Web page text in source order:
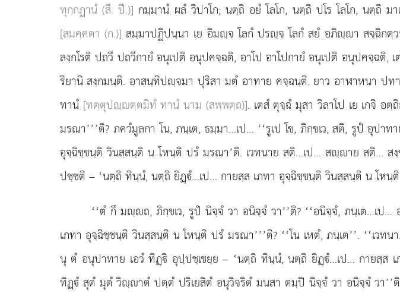
ทุกฺกฏานํ (สี. ปี.)] กมฺมานํ ผลํ วิปาโก; นตฺถิ อยํ โลโก, นตฺถิ ปโร โลโก, นตฺถิ
[สมคฺคตา (ก.)] สมฺมาปฏิปนฺนา เย อิมฺจ โลกํ ปรฺจ โลกํ สยํ อภิฺา สจฺฉิกตฺว
ลงฺกโรติ ปถวี ปถวีกายํ อนุเปติ อนุปคจฺฉติ, อาโป อาโปกายํ อนุเปติ อนุปคจฺฉติ,
ริยานิ สงฺกมนฺติ. อาสนฺทิปฺจมา ปุริสา มตํ อาทาย คจฺฉนฺติ. ยาว อาฬาหนา
ทานํ [ทตฺตุปฺตฺตมิทํ ทานํ นาม (สพฺพตฺถ)]. เตสํ ตุจฺฉํ มุสา วิลาโป เย เกจิ
มรณา’’’ติ? ภควํมูลกา โน, ภนฺเต, ธมฺมา…เป… ‘‘รูเป โข, ภิกฺขเว, สติ, รูปํ อุ
อุจฺฉิชฺชนฺติ วินสฺสนฺติ น โหนฺติ ปรํ มรณา’ติ. เวทนาย สติ…เป… สฺาย สติ… ส
ปชฺชติ – ‘นตฺถิ ทินฺนํ, นตฺถิ ยิฏฺํ…เป… กายสฺส เภทา อุจฺฉิชฺชนฺติ วินสฺสนฺติ น โหนฺ
‘‘ตํ กึ มฺถ, ภิกฺขเว, รูปํ นิจฺจํ วา อนิจฺจํ วา’’ติ? ‘‘อนิจฺจํ, ภนฺเต…เ
เภทา อุจฺฉิชฺชนฺติ วินสฺสนฺติ น โหนฺติ ปรํ มรณา’’’ติ? ‘‘โน เหตํ, ภนฺเต’’. ‘‘เ
นุ ตํ อนุปาทาย เอวํ ทิฏฺิ อุปฺปชฺเชยฺย – ‘นตฺถิ ทินฺนํ, นตฺถิ ยิฏฺํ…เป… กายสฺส
ทิฏฺํ สุตํ มุตํ วิฺาตํ ปตฺตํ ปริเยสิตํ อนุวิจริตํ มนสา ตมฺปิ นิจฺจํ วา อนิจฺจํ วา